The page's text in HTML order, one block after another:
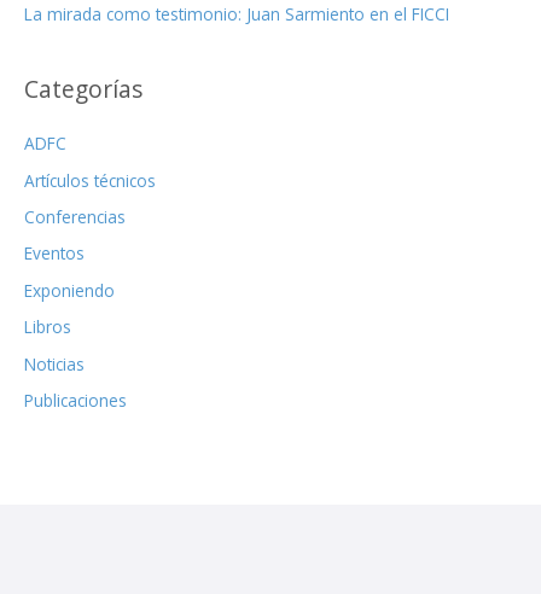
La mirada como testimonio: Juan Sarmiento en el FICCI
Categorías
ADFC
Artículos técnicos
Conferencias
Eventos
Exponiendo
Libros
Noticias
Publicaciones